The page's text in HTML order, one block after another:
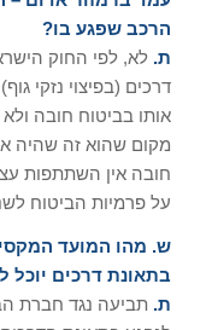
הרכב שפגע בו?
ת. לא, לפי החוק
דרכים (בפיצוי נזקי
אותו בביטוח חובה
מקום שהוא זה שהיה
חובה אין השתתפות
על פרמיות הביטוח
ש. מהו המועד
בתאונת דרכים יוכל
ת. תביעה נגד חברת